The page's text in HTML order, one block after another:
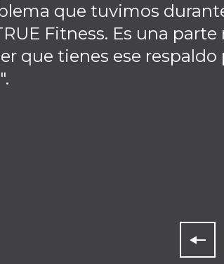
que tuvimos
Fitness. Es una parte
que tienes ese respaldo